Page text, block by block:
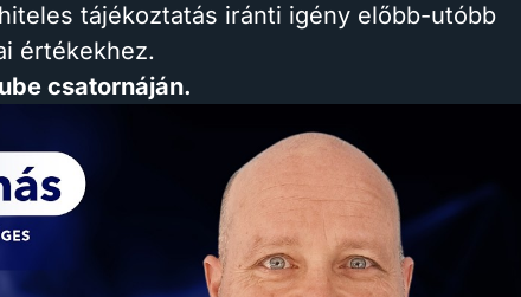
tájékoztatás iránti igény előbb-utóbb
értékekhez.
csatornáján.